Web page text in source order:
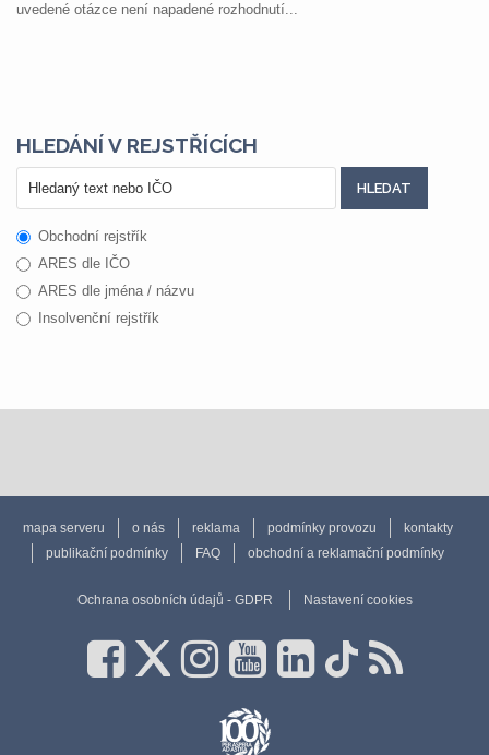
uvedené otázce není napadené rozhodnutí...
HLEDÁNÍ V REJSTŘÍCÍCH
Obchodní rejstřík
ARES dle IČO
ARES dle jména / názvu
Insolvenční rejstřík
mapa serveru o nás reklama podmínky provozu
kontakty
publikační podmínky
FAQ obchodní a reklamační podmínky
Ochrana osobních údajů - GDPR Nastavení cookies